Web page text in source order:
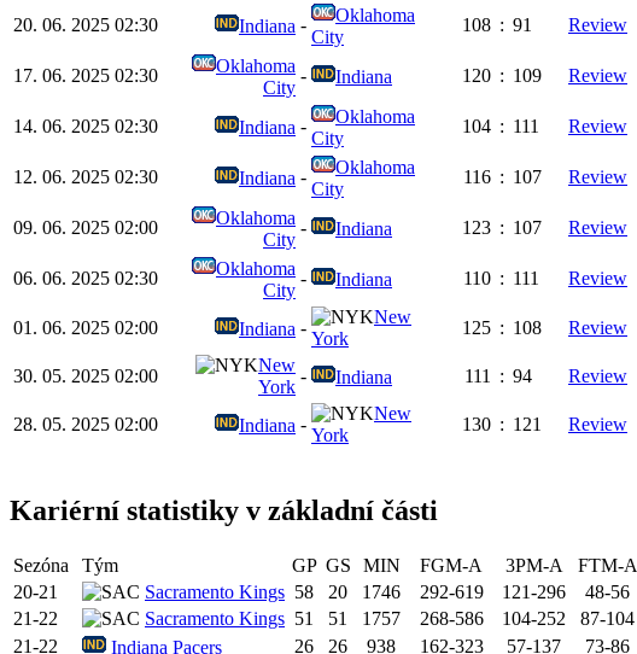
20. 06. 2025 02:30 Indiana -
Oklahoma
City
108 : 91 Review
17. 06. 2025 02:30
Oklahoma
City
- Indiana 120 : 109 Review
14. 06. 2025 02:30 Indiana -
Oklahoma
City
104 : 111 Review
12. 06. 2025 02:30 Indiana -
Oklahoma
City
116 : 107 Review
09. 06. 2025 02:00
Oklahoma
City
- Indiana 123 : 107 Review
06. 06. 2025 02:30
Oklahoma
City
- Indiana 110 : 111 Review
01. 06. 2025 02:00 Indiana -
New
York
125 : 108 Review
30. 05. 2025 02:00
New
York
- Indiana 111 : 94 Review
28. 05. 2025 02:00 Indiana -
New
York
130 : 121 Review
Kariérní statistiky v základní části
Sezóna Tým GP GS MIN FGM-A 3PM-A FTM-A
20-21
Sacramento Kings 58 20 1746 292-619 121-296 48-56
21-22
Sacramento Kings 51 51 1757 268-586 104-252 87-104
21-22
Indiana Pacers 26 26 938 162-323 57-137 73-86